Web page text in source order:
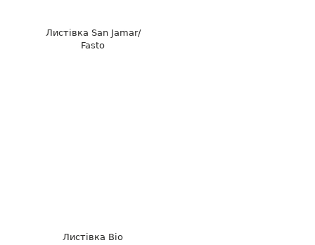
Листівка San Jamar/
Fasto
Листівка Bio